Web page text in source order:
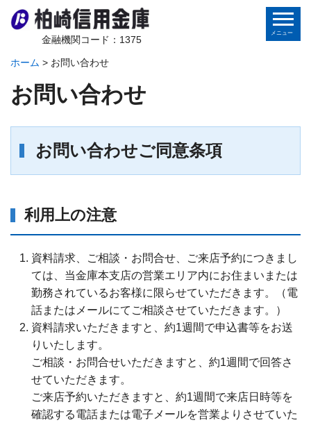
金融機関コード：1375
法人のお客さま
地域の皆様へ
インターネットバンキング
ホーム > お問い合わせ
お問い合わせ
お問い合わせご同意条項
利用上の注意
資料請求、ご相談・お問合せ、ご来店予約につきまし
ては、当金庫本支店の営業エリア内にお住まいまたは
勤務されているお客様に限らせていただきます。（電
話またはメールにてご相談させていただきます。）
資料請求いただきますと、約1週間で申込書等をお送
りいたします。
ご相談・お問合せいただきますと、約1週間で回答さ
せていただきます。
ご来店予約いただきますと、約1週間で来店日時等を
確認する電話または電子メールを営業よりさせていた